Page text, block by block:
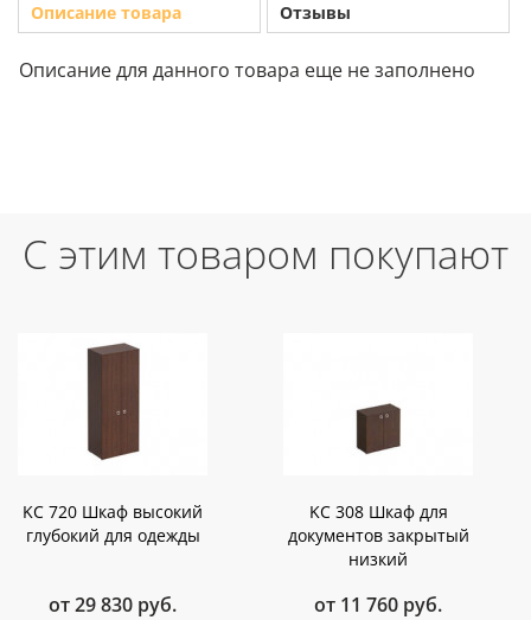
Описание товара Отзывы
Описание для данного товара еще не заполнено
С этим товаром покупают
KC 720 Шкаф высокий
глубокий для одежды
от 29 830 руб.
KC 308 Шкаф для
документов закрытый
низкий
от 11 760 руб.